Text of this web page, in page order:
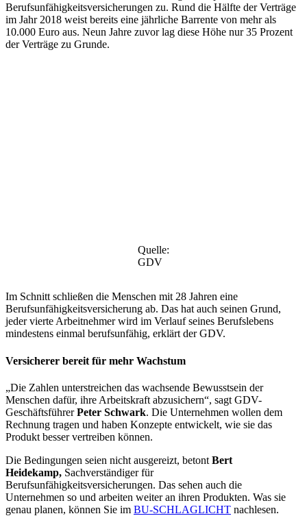
Berufsunfähigkeitsversicherungen zu. Rund die Hälfte der Verträge
im Jahr 2018 weist bereits eine jährliche Barrente von mehr als
10.000 Euro aus. Neun Jahre zuvor lag diese Höhe nur 35 Prozent
der Verträge zu Grunde.
Quelle:
GDV
Im Schnitt schließen die Menschen mit 28 Jahren eine
Berufsunfähigkeitsversicherung ab. Das hat auch seinen Grund,
jeder vierte Arbeitnehmer wird im Verlauf seines Berufslebens
mindestens einmal berufsunfähig, erklärt der GDV.
Versicherer bereit für mehr Wachstum
„Die Zahlen unterstreichen das wachsende Bewusstsein der
Menschen dafür, ihre Arbeitskraft abzusichern“, sagt GDV-
GeschäftsführerPeter Schwark. Die Unternehmen wollen dem
Rechnung tragen und haben Konzepte entwickelt, wie sie das
Produkt besser vertreiben können.
Die Bedingungen seien nicht ausgereizt, betont Bert
Heidekamp, Sachverständiger für
Berufsunfähigkeitsversicherungen. Das sehen auch die
Unternehmen so und arbeiten weiter an ihren Produkten. Was sie
genau planen, können Sie im BU-SCHLAGLICHT nachlesen.